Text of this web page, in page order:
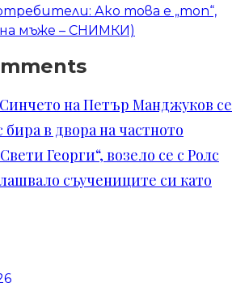
Ако това е „топ“,
мъже – СНИМКИ)
Синчето на Петър Манджуков се
бира в двора на частното
Георги“, возело се с Ролс
съучениците си като